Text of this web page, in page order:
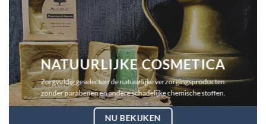
NATUURLIJKE COSMETICA
Zorgvuldig geselecteerde natuurlijke verzorgingsproducten
zonder parabenen en andere schadelijke chemische stoffen.
NU BEKIJKEN